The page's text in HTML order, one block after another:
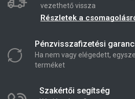
vezethető vissza
Részletek a
Pénzvisszafizetési
Ha nem vagy elégedett,
terméket
Szakértői segítség